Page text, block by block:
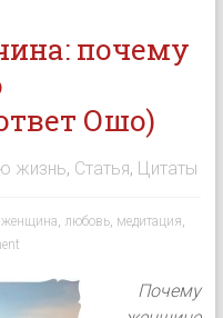
почему
Ошо)
жизнь, Статья, Цитаты
женщина, любовь, медитация,
Почему